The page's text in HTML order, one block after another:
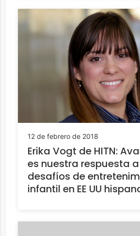
12 de febrero de 2018
Erika Vogt de HITN:
es nuestra respuesta
desafíos de
infantil en EE UU